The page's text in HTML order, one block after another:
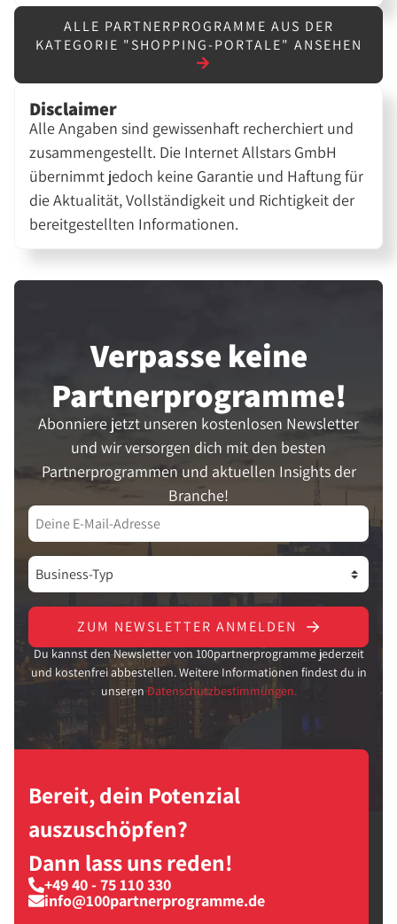
ALLE PARTNERPROGRAMME AUS DER
KATEGORIE "SHOPPING-PORTALE" ANSEHEN
Disclaimer
Alle Angaben sind gewissenhaft recherchiert und
zusammengestellt. Die Internet Allstars GmbH
übernimmt jedoch keine Garantie und Haftung für
die Aktualität, Vollständigkeit und Richtigkeit der
bereitgestellten Informationen.
Verpasse keine
Partner­programme!
Abonniere jetzt unseren kostenlosen Newsletter
und wir versorgen dich mit den besten
Partnerprogrammen und aktuellen Insights der
Branche!
ZUM NEWSLETTER ANMELDEN
Du kannst den Newsletter von 100partnerprogramme jederzeit
und kostenfrei abbestellen. Weitere Informationen findest du in
unseren Datenschutzbestimmungen.
Bereit, dein Potenzial
auszuschöpfen?
Dann lass uns reden!
+49 40 - 75 110 330
info@100partnerprogramme.de